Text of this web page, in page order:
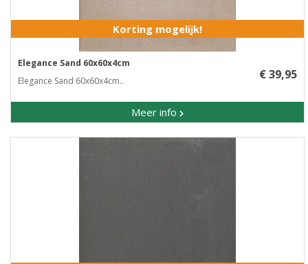
Korting mogelijk!
Elegance Sand 60x60x4cm
Elegance Sand 60x60x4cm..
Meer info
€ 39,95